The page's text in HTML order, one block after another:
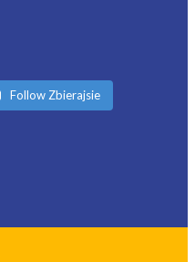
Follow Zbierajsie